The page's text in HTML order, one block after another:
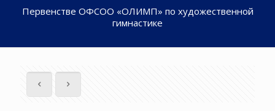
Первенстве ОФСОО «ОЛИМП» по художественной
гимнастике